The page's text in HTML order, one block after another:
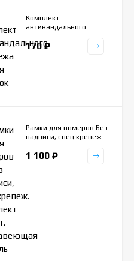
8мм для маслосливной
головкой квадрат
Комплект
антивандального
170₽
Рамки для номеров Без
надписи, спец.крепеж.
Нержавеющая сталь
1 100 ₽